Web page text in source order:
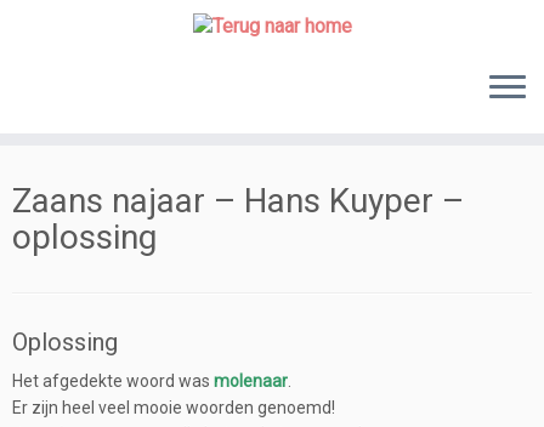
Zaans najaar – Hans Kuyper –
oplossing
Oplossing
Het afgedekte woord was molenaar
Er zijn heel veel mooie woorden genoemd!